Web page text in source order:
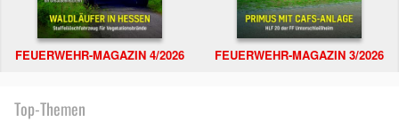
FEUERWEHR-MAGAZIN 4/2026 FEUERWEHR-MAGAZIN 3/2026
Top-Themen